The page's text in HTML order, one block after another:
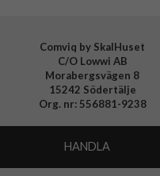
Comviq by SkalHuset
C/O Lowwi AB
Morabergsvägen 8
15242 Södertälje
Org. nr: 556881-9238
HANDLA